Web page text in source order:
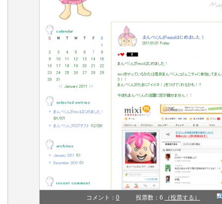
コメント： 0 投票数：6 （投票する）